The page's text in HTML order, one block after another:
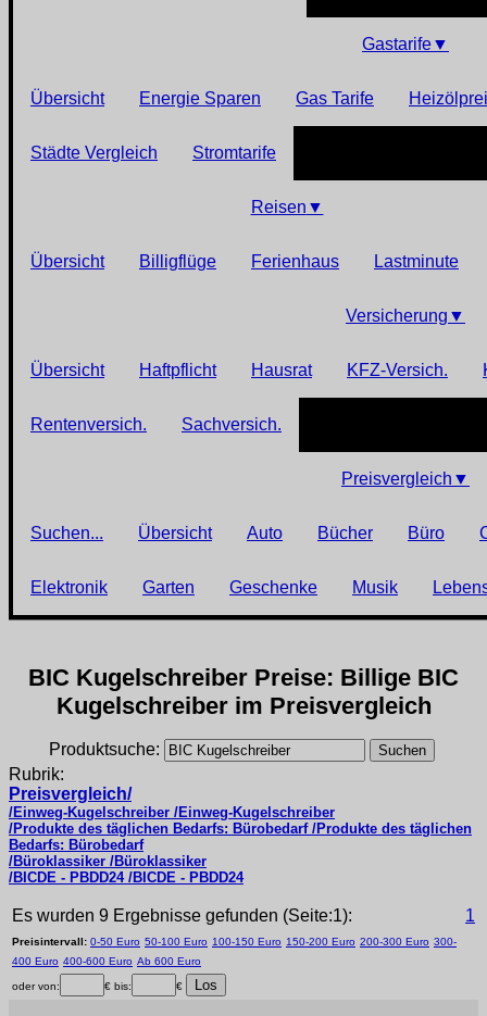
Gastarife▼
Übersicht Energie Sparen Gas Tarife
Städte Vergleich Stromtarife
Reisen ▼
Übersicht Billigflüge Ferienhaus Lastminute
Versicherung ▼
Übersicht Haftpflicht Hausrat KFZ-Versich.
Rentenversich. Sachversich.
Preisvergleich ▼
Suchen... Übersicht Auto Bücher Büro
Elektronik Garten Geschenke Musik
BIC Kugelschreiber Preise: Billige BIC
Kugelschreiber im Preisvergleich
Produktsuche:
Rubrik:
Preisvergleich/
/Einweg-Kugelschreiber /Einweg-Kugelschreiber
/Produkte des täglichen Bedarfs: Bürobedarf /Produkte des täglichen
Bedarfs: Bürobedarf
/Büroklassiker /Büroklassiker
/BICDE - PBDD24 /BICDE - PBDD24
Es wurden 9 Ergebnisse gefunden (Seite:1): 1
Preisintervall: 0-50 Euro 50-100 Euro 100-150 Euro 150-200 Euro 200-300 Euro 300-
400 Euro 400-600 Euro Ab 600 Euro
oder von: € bis: €